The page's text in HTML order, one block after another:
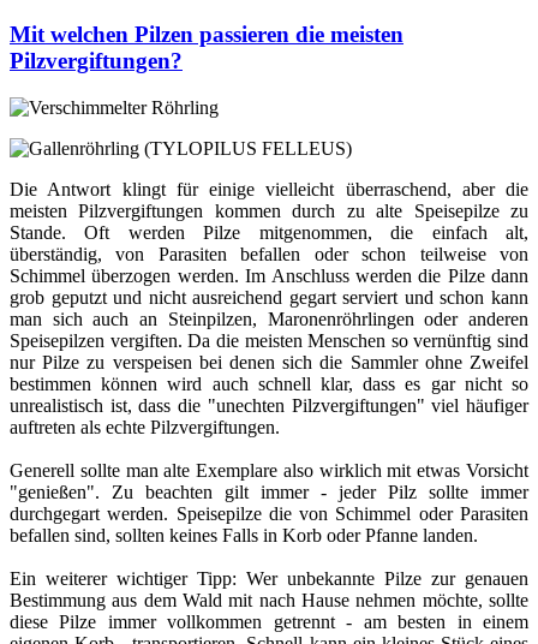
Mit welchen Pilzen passieren die meisten
Pilzvergiftungen?
Die Antwort klingt für einige vielleicht überraschend, aber die
meisten Pilzvergiftungen kommen durch zu alte Speisepilze zu
Stande. Oft werden Pilze mitgenommen, die einfach alt,
überständig, von Parasiten befallen oder schon teilweise von
Schimmel überzogen werden. Im Anschluss werden die Pilze dann
grob geputzt und nicht ausreichend gegart serviert und schon kann
man sich auch an Steinpilzen, Maronenröhrlingen oder anderen
Speisepilzen vergiften. Da die meisten Menschen so vernünftig sind
nur Pilze zu verspeisen bei denen sich die Sammler ohne Zweifel
bestimmen können wird auch schnell klar, dass es gar nicht so
unrealistisch ist, dass die "unechten Pilzvergiftungen" viel häufiger
auftreten als echte Pilzvergiftungen.
Generell sollte man alte Exemplare also wirklich mit etwas Vorsicht
"genießen". Zu beachten gilt immer - jeder Pilz sollte immer
durchgegart werden. Speisepilze die von Schimmel oder Parasiten
befallen sind, sollten keines Falls in Korb oder Pfanne landen.
Ein weiterer wichtiger Tipp: Wer unbekannte Pilze zur genauen
Bestimmung aus dem Wald mit nach Hause nehmen möchte, sollte
diese Pilze immer vollkommen getrennt - am besten in einem